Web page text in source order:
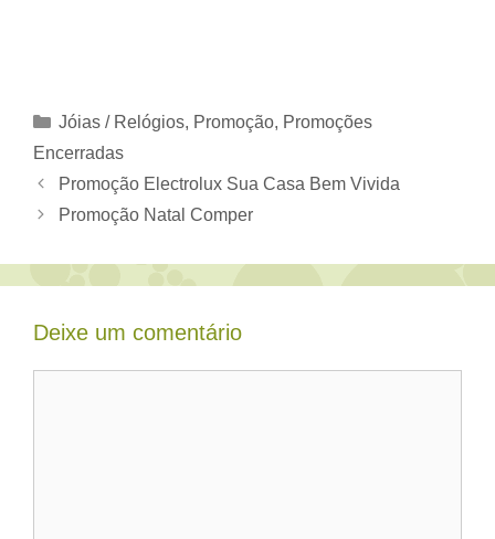
Categorias
Jóias / Relógios, Promoção, Promoções
Encerradas
Promoção Electrolux Sua Casa Bem Vivida
Promoção Natal Comper
Deixe um comentário